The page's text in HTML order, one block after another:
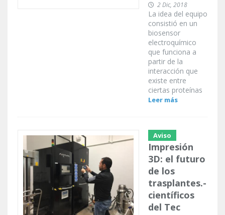
2 Dic, 2018
La idea del equipo
consistió en un
biosensor
electroquímico
que funciona a
partir de la
interacción que
existe entre
ciertas proteínas
Leer más
Aviso
Impresión
3D: el futuro
de los
trasplantes.-
científicos
del Tec